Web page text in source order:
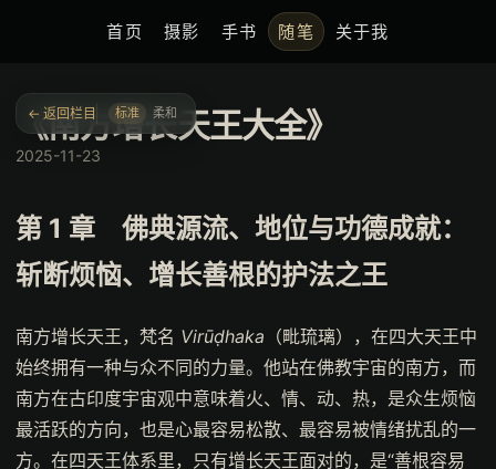
← 返回栏目 标准 柔和
《南方增长天王大全》
2025-11-23
第 1 章 佛典源流、地位与功德成就：
斩断烦恼、增长善根的护法之王
南方增长天王，梵名 Virūḍhaka （毗琉璃），在四大天王中
始终拥有一种与众不同的力量。他站在佛教宇宙的南方，而
南方在古印度宇宙观中意味着火、情、动、热，是众生烦恼
最活跃的方向，也是心最容易松散、最容易被情绪扰乱的一
方。在四天王体系里，只有增长天王面对的，是“善根容易